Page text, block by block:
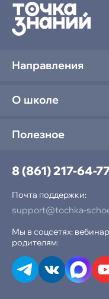
Направления
О школе
Полезное
8 (861) 217-64-
Почта поддержки:
support@tochka-
Мы в соцсетях:
родителям: